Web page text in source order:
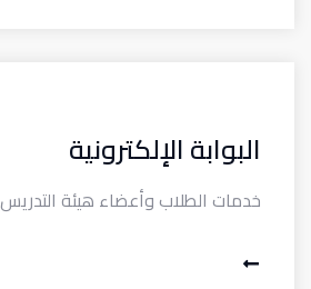
البوابة الإلكترونية
خدمات الطلاب وأعضاء هيئة التدريس